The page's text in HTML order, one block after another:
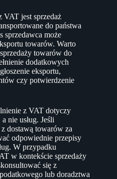
jest sprzedaż
do państwa
sprzedawca może
towarów. Warto
towarów do
dodatkowych
eksportu,
czy potwierdzenie
z VAT dotyczy
nie usług. Jeśli
dostawą towarów za
odpowiednie przepisy
W przypadku
w kontekście sprzedaży
się z
lub doradztwa